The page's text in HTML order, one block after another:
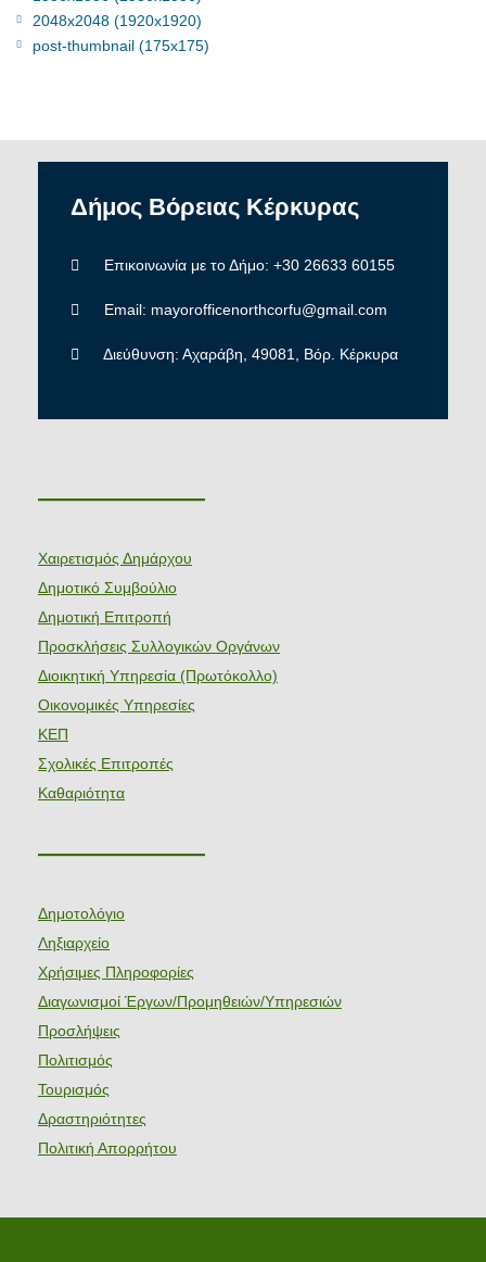
2048x2048 (1920x1920)
post-thumbnail (175x175)
Δήμος Βόρειας Κέρκυρας
Επικοινωνία με το Δήμο: +30 26633 60155
Email: mayorofficenorthcorfu@gmail.com
Διεύθυνση: Αχαράβη, 49081, Βόρ. Κέρκυρα
———————
Χαιρετισμός Δημάρχου
Δημοτικό Συμβούλιο
Δημοτική Επιτροπή
Προσκλήσεις Συλλογικών Οργάνων
Διοικητική Υπηρεσία (Πρωτόκολλο)
Οικονομικές Υπηρεσίες
ΚΕΠ
Σχολικές Επιτροπές
Καθαριότητα
———————
Δημοτολόγιο
Ληξιαρχείο
Χρήσιμες Πληροφορίες
Διαγωνισμοί Έργων/Προμηθειών/Υπηρεσιών
Προσλήψεις
Πολιτισμός
Τουρισμός
Δραστηριότητες
Πολιτική Απορρήτου